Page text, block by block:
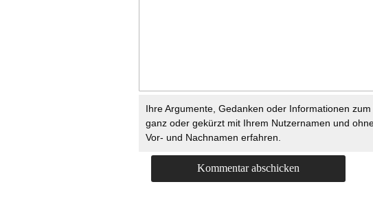
Ihre Argumente, Gedanken oder Informationen
ganz oder gekürzt mit Ihrem Nutzernamen und
Vor- und Nachnamen erfahren.